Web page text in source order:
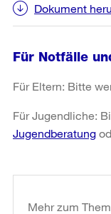
Dokument
Für Notfälle
Für Eltern: Bitte
Für Jugendliche:
Jugendberatung
Mehr zum